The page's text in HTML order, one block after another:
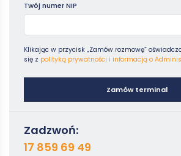
Twój numer NIP
Klikając w przycisk „Zamów rozmowę”
się z polityką prywatności i informacją o
Zamów terminal
Zadzwoń:
17 859 69 49